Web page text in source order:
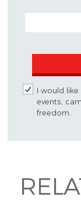
EMAIL
I would like
events,
freedom.